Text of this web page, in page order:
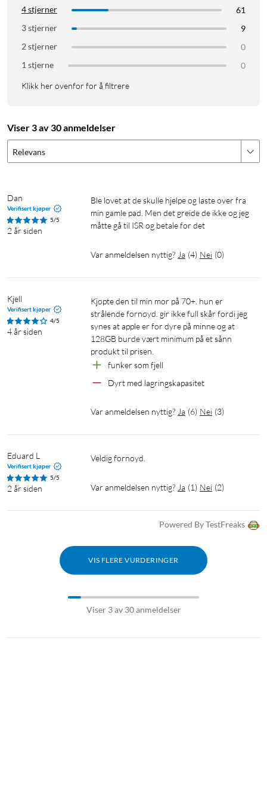
4 stjerner
61
3 stjerner
9
2 stjerner
0
1 stjerne
0
Klikk her ovenfor for å filtrere
Viser 3 av 30 anmeldelser
Relevans
Dan
Verifisert kjøper
5/5
2 år siden
Ble lovet at de skulle hjelpe og laste over fra
min gamle pad. Men det greide de ikke og jeg
måtte gå til ISR og betale for det
Var anmeldelsen nyttig? Ja (4) Nei (0)
Kjell
Verifisert kjøper
4/5
4 år siden
Kjøpte den til min mor på 70+. hun er
strålende fornøyd. gir ikke full skår fordi jeg
synes at apple er for dyre på minne og at
128GB burde vært minimum på et sånn
produkt til prisen.
funker som fjell
Dyrt med lagringskapasitet
Var anmeldelsen nyttig? Ja (6) Nei (3)
Eduard L
Verifisert kjøper
5/5
2 år siden
Veldig fornoyd.
Var anmeldelsen nyttig? Ja (1) Nei (2)
Powered By TestFreaks
VIS FLERE VURDERINGER
Viser 3 av 30 anmeldelser